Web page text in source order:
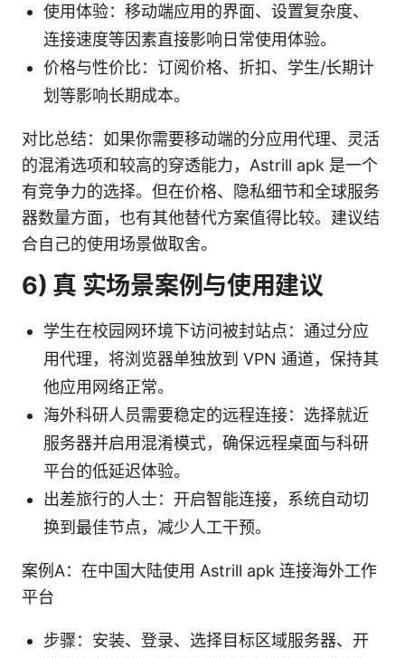
使用体验：移动端应用的界面、设置复杂度、
连接速度等因素直接影响日常使用体验。
价格与性价比：订阅价格、折扣、学生/长期计
划等影响长期成本。
对比总结：如果你需要移动端的分应用代理、灵活
的混淆选项和较高的穿透能力，Astrill apk 是一个
有竞争力的选择。但在价格、隐私细节和全球服务
器数量方面，也有其他替代方案值得比较。建议结
合自己的使用场景做取舍。
6) 真 实场景案例与使用建议
学生在校园网环境下访问被封站点：通过分应
用代理，将浏览器单独放到 VPN 通道，保持其
他应用网络正常。
海外科研人员需要稳定的远程连接：选择就近
服务器并启用混淆模式，确保远程桌面与科研
平台的低延迟体验。
出差旅行的人士：开启智能连接，系统自动切
换到最佳节点，减少人工干预。
案例A：在中国大陆使用 Astrill apk 连接海外工作
平台
步骤：安装、登录、选择目标区域服务器、开